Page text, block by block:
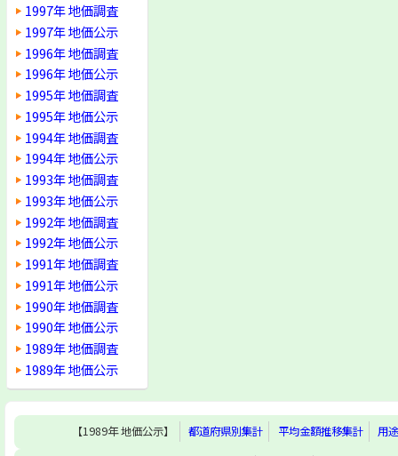
1997年 地価調査
1997年 地価公示
1996年 地価調査
1996年 地価公示
1995年 地価調査
1995年 地価公示
1994年 地価調査
1994年 地価公示
1993年 地価調査
1993年 地価公示
1992年 地価調査
1992年 地価公示
1991年 地価調査
1991年 地価公示
1990年 地価調査
1990年 地価公示
1989年 地価調査
1989年 地価公示
【1989年 地価公示】 都道府県別集計 平均金額推移集計 用